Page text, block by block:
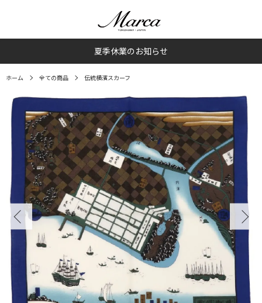
夏季休業のお知らせ
ホーム 全ての商品 伝統横濱スカーフ